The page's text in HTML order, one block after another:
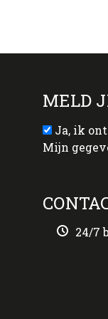
MELD
Ja, ik
Mijn
24/7